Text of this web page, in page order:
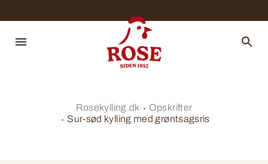
Rosekylling.dk
Opskrifter
Sur-sød kylling med grøntsagsris